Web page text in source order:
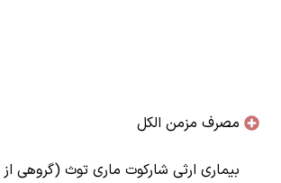
مصرف مزمن الکل
بیماری ارثی شارکوت ماری توث (گروهی